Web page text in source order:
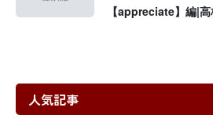
【appreciate】編|
人気記事